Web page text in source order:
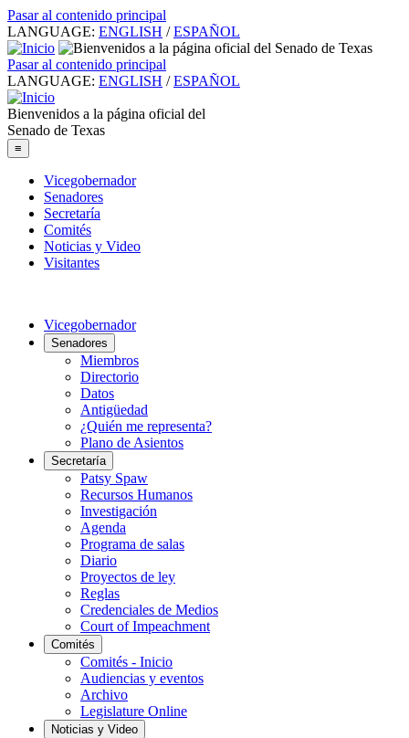
Pasar al contenido principal
LANGUAGE: ENGLISH / ESPAÑOL
Pasar al contenido principal
LANGUAGE: ENGLISH / ESPAÑOL
Bienvenidos a la página oficial del
Senado de Texas
≡
Vicegobernador
Senadores
Secretaría
Comités
Noticias y Video
Visitantes
Vicegobernador
Senadores
Miembros
Directorio
Datos
Antigüedad
¿Quién me representa?
Plano de Asientos
Secretaría
Patsy Spaw
Recursos Humanos
Investigación
Agenda
Programa de salas
Diario
Proyectos de ley
Reglas
Credenciales de Medios
Court of Impeachment
Comités
Comités - Inicio
Audiencias y eventos
Archivo
Legislature Online
Noticias y Video